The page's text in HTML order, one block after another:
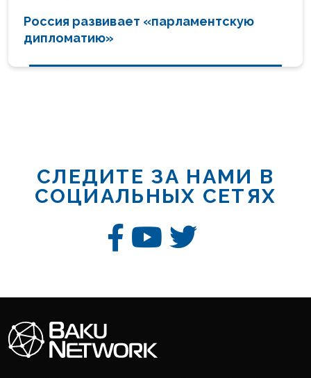
Россия развивает «парламентскую
дипломатию»
СЛЕДИТЕ ЗА НАМИ В
СОЦИАЛЬНЫХ СЕТЯХ